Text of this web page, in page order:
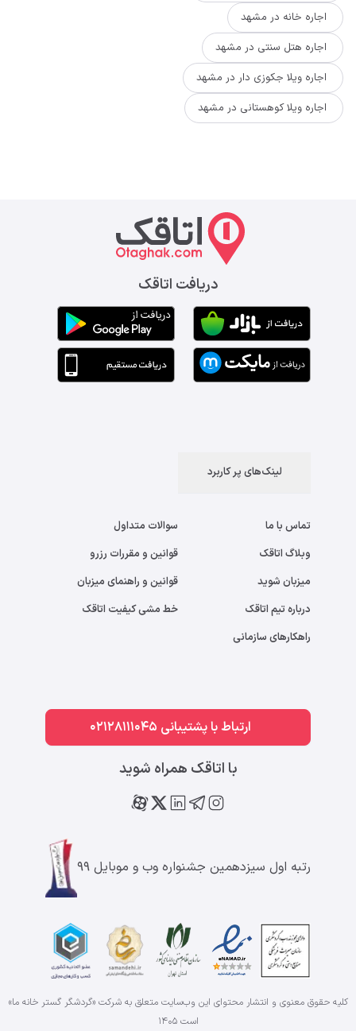
اجاره خانه در مشهد
اجاره هتل سنتی در مشهد
اجاره ویلا جکوزی دار در مشهد
اجاره ویلا کوهستانی در مشهد
دریافت اتاقک
لینک‌های پر کاربرد
تماس با ما
وبلاگ اتاقک
میزبان شوید
درباره تیم اتاقک
راهکارهای سازمانی
سوالات متداول
قوانین و مقررات رزرو
قوانین و راهنمای میزبان
خط مشی کیفیت اتاقک
ارتباط با پشتیبانی 02128111045
با اتاقک همراه شوید
رتبه اول سیزدهمین جشنواره وب و موبایل ۹۹
کلیه حقوق معنوی و انتشار محتوای این وب‌سایت متعلق به شرکت «گردشگر گستر خانه ما»
است۱۴۰۵